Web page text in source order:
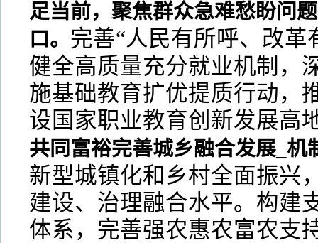
足当前，聚焦群众急难愁盼问
口。 完善“人民有所呼、改革
健全高质量充分就业机制，
施基础教育扩优提质行动，
设国家职业教育创新发展高
共同富裕完善城乡融合发展_机
新型城镇化和乡村全面振兴
建设、治理融合水平。构建
体系，完善强农惠农富农支